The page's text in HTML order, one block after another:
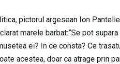
pictorul argesean Ion
marele barbat:”Se pot
ei? In ce consta? Ce
acestea, doar ca atrage prin